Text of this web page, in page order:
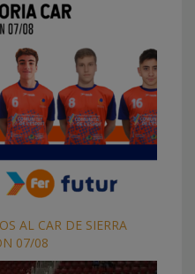
AL CAR DE SIERRA
07/08